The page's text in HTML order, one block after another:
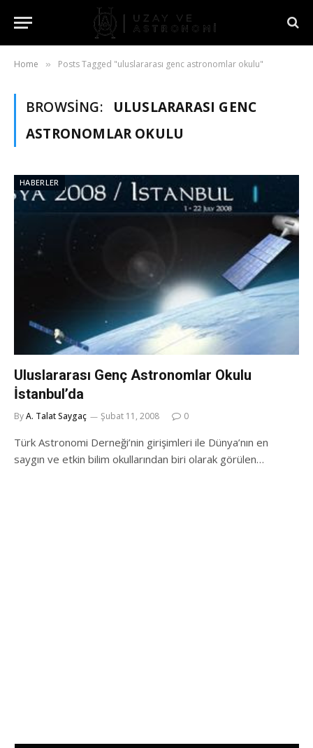
Home » Posts Tagged "uluslararası genc astronomlar okulu"
BROWSING:
ULUSLARARASI GENC
ASTRONOMLAR OKULU
HABERLER
Uluslararası Genç Astronomlar Okulu
İstanbul’da
ByA. Talat Saygaç Şubat 11, 2008 0
Türk Astronomi Derneği’nin girişimleri ile Dünya’nın en
saygın ve etkin bilim okullarından biri olarak görülen…